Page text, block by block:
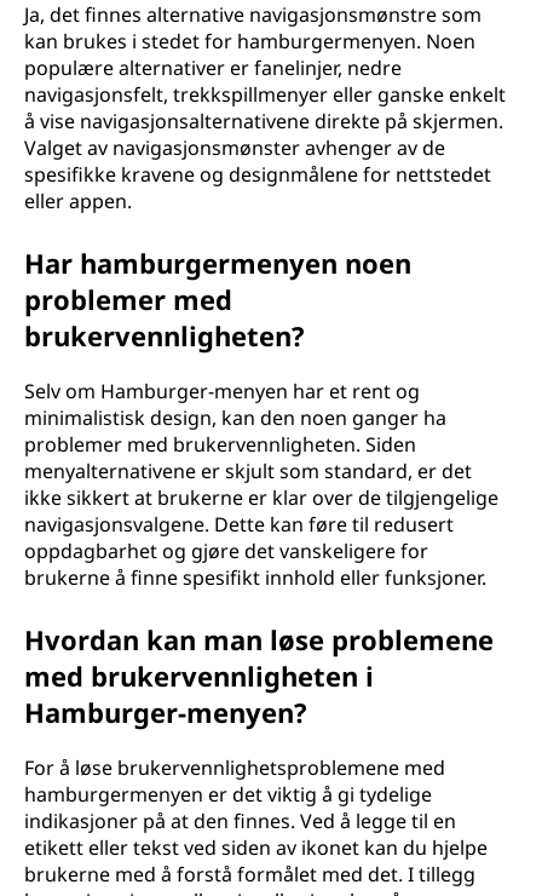
Ja, det finnes alternative navigasjonsmønstre som
kan brukes i stedet for hamburgermenyen. Noen
populære alternativer er fanelinjer, nedre
navigasjonsfelt, trekkspillmenyer eller ganske enkelt
å vise navigasjonsalternativene direkte på skjermen.
Valget av navigasjonsmønster avhenger av de
spesifikke kravene og designmålene for nettstedet
eller appen.
Har hamburgermenyen noen
problemer med
brukervennligheten?
Selv om Hamburger-menyen har et rent og
minimalistisk design, kan den noen ganger ha
problemer med brukervennligheten. Siden
menyalternativene er skjult som standard, er det
ikke sikkert at brukerne er klar over de tilgjengelige
navigasjonsvalgene. Dette kan føre til redusert
oppdagbarhet og gjøre det vanskeligere for
brukerne å finne spesifikt innhold eller funksjoner.
Hvordan kan man løse problemene
med brukervennligheten i
Hamburger-menyen?
For å løse brukervennlighetsproblemene med
hamburgermenyen er det viktig å gi tydelige
indikasjoner på at den finnes. Ved å legge til en
etikett eller tekst ved siden av ikonet kan du hjelpe
brukerne med å forstå formålet med det. I tillegg